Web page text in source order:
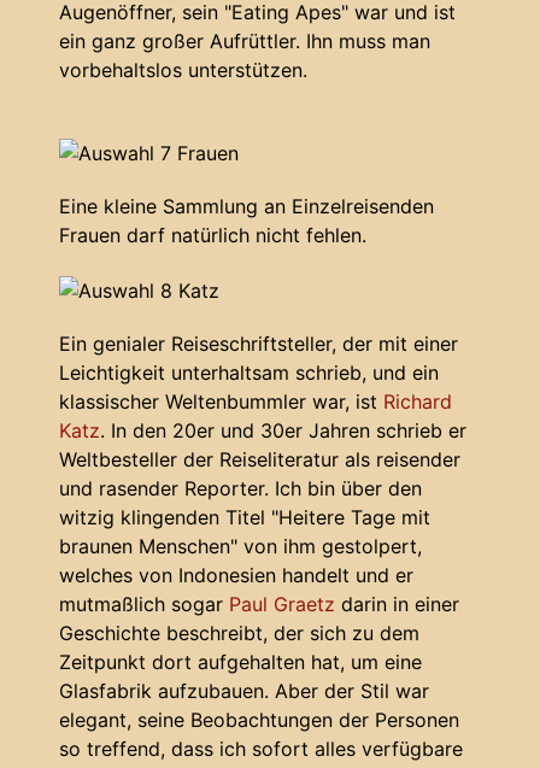
Augenöffner, sein "Eating Apes" war und ist
ein ganz großer Aufrüttler. Ihn muss man
vorbehaltslos unterstützen.
Eine kleine Sammlung an Einzelreisenden
Frauen darf natürlich nicht fehlen.
Ein genialer Reiseschriftsteller, der mit einer
Leichtigkeit unterhaltsam schrieb, und ein
klassischer Weltenbummler war, ist Richard
Katz. In den 20er und 30er Jahren schrieb er
Weltbesteller der Reiseliteratur als reisender
und rasender Reporter. Ich bin über den
witzig klingenden Titel "Heitere Tage mit
braunen Menschen" von ihm gestolpert,
welches von Indonesien handelt und er
mutmaßlich sogar Paul Graetz darin in einer
Geschichte beschreibt, der sich zu dem
Zeitpunkt dort aufgehalten hat, um eine
Glasfabrik aufzubauen. Aber der Stil war
elegant, seine Beobachtungen der Personen
so treffend, dass ich sofort alles verfügbare